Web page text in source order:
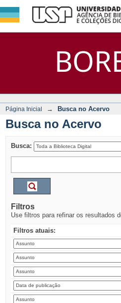
Busca no
DSpace/
Página Inicial → Busca no Acervo
Busca no Acervo
Busca:
Filtros
Use filtros para refinar os resultados
Filtros atuais: